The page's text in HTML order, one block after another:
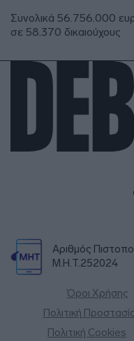
Συνολικά 56.756.000
σε 58.370 δικαιούχους
Αριθμός
Μ.Η.Τ.252024
Όροι Χρήσης
Πολιτική
Πολιτική Cookies